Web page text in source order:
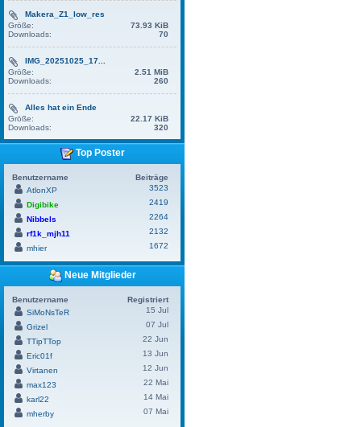
Makera_Z1_low_res
Größe:
73.93 KiB
Downloads:
70
IMG_20251025_17...
Größe:
2.51 MiB
Downloads:
260
Alles hat ein Ende
Größe:
22.17 KiB
Downloads:
320
Top Poster
Benutzername
Beiträge
AtlonXP
3523
Digibike
2419
Nibbels
2264
rf1k_mjh11
2132
mhier
1672
Neue Mitglieder
Benutzername
Registriert
SiMoNsTeR
15 Jul
Grizel
07 Jul
TTipTTop
22 Jun
Eric01f
13 Jun
Virtanen
12 Jun
max123
22 Mai
karl22
14 Mai
mherby
07 Mai